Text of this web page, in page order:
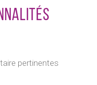
pertinentes